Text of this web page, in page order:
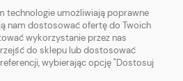
technologie umożliwiają poprawne
nam dostosować ofertę do Twoich
wykorzystanie przez nas
do sklepu lub dostosować
wybierając opcję "Dostosuj